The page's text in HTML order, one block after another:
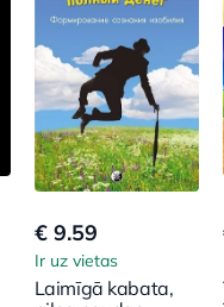
€ 9.59
Ir uz vietas
Laimīgā kabata,